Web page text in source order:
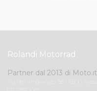
Rolandi Motorrad
Partner dal 2013 di Moto.it